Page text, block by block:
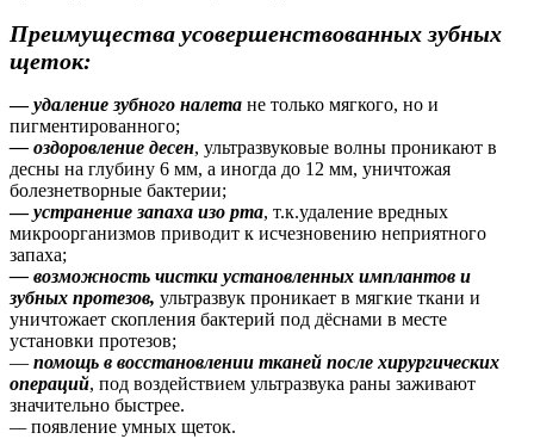
Преимущества усовершенствованных зубных
щеток:
— удаление зубного налета не только мягкого, но и
пигментированного;
— оздоровление десен, ультразвуковые волны проникают в
десны на глубину 6 мм, а иногда до 12 мм, уничтожая
болезнетворные бактерии;
—устранение запаха изо рта, т.к.удаление вредных
микроорганизмов приводит к исчезновению неприятного
запаха;
— возможность чистки установленных имплантов и
зубных протезов, ультразвук проникает в мягкие ткани и
уничтожает скопления бактерий под дёснами в месте
установки протезов;
— помощь в восстановлении тканей после хирургических
операций, под воздействием ультразвука раны заживают
значительно быстрее.
—появление умных щеток.